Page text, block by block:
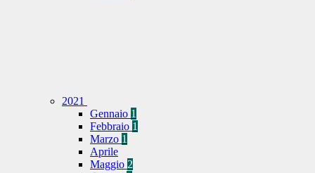
2021
Gennaio 1
Febbraio 1
Marzo 1
Aprile
Maggio 2